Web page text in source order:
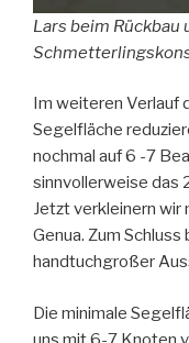
Lars beim Rückbau
Im weiteren Verlauf
Segelfläche
nochmal auf 6 -7
sinnvollerweise das
Jetzt verkleinern wir
Genua. Zum
handtuchgroßer
Die minimale